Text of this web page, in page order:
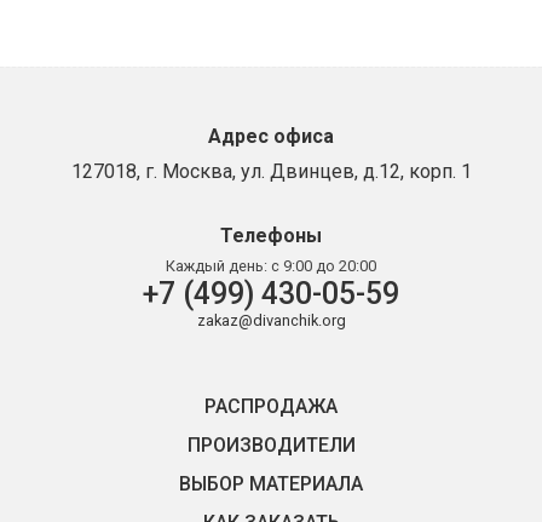
Адрес офиса
127018, г. Москва, ул. Двинцев, д.12, корп. 1
Телефоны
Каждый день: с 9:00 до 20:00
+7 (499) 430-05-59
zakaz@divanchik.org
РАСПРОДАЖА
ПРОИЗВОДИТЕЛИ
ВЫБОР МАТЕРИАЛА